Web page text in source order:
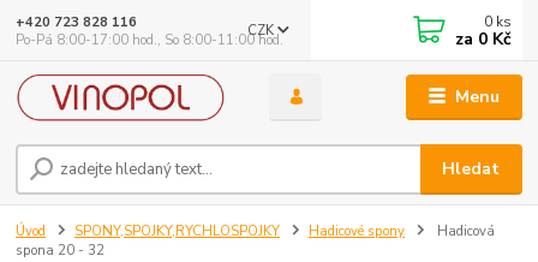
Menu
CZK
Hledat
+420 723 828 116
Po-Pá 8:00-17:00 hod., So 8:00-11:00 hod.
0 ks
za 0 Kč
Úvod SPONY,SPOJKY,RYCHLOSPOJKY Hadicové spony
Hadicová
spona 20 - 32